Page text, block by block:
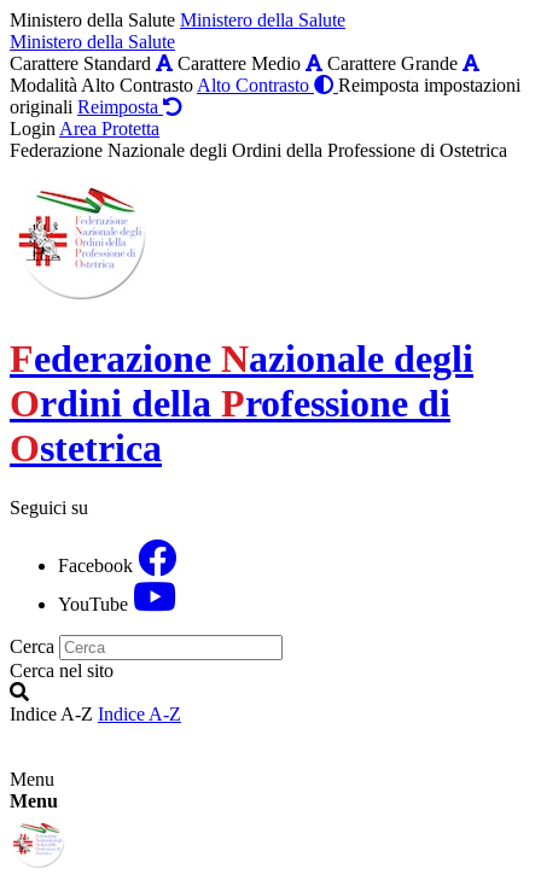
Ministero della Salute Ministero della Salute
Ministero della Salute
Carattere Standard
Carattere Medio
Carattere Grande
Modalità Alto Contrasto Alto Contrasto
Reimposta impostazioni
originali Reimposta
Login Area Protetta
Federazione Nazionale degli Ordini della Professione di Ostetrica
Federazione Nazionale degli
Ordini della Professione di
Ostetrica
Seguici su
Facebook
YouTube
Cerca
Cerca nel sito
Indice A-Z Indice A-Z
Menu
Menu